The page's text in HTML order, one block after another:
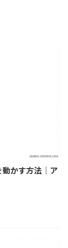
かす方法｜ア